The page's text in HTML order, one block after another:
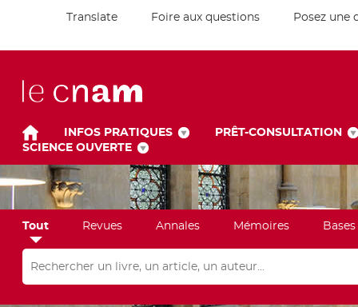
Translate Foire aux questions Posez une
INFOS PRATIQUES
PRÊT-CONSULTATION
SCIENCE OUVERTE
Tout Revues Annales Mémoires
Rechercher dans "Tout"